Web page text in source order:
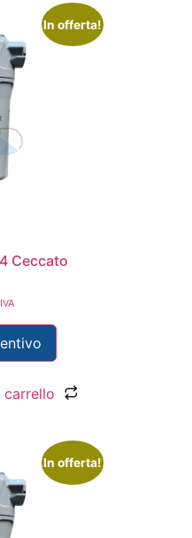
In offerta!
Ceccato
carrello
In offerta!